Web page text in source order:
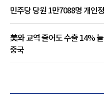
민주당 당원 1만7088명 개인
美와 교역 줄어도 수출 14%
중국